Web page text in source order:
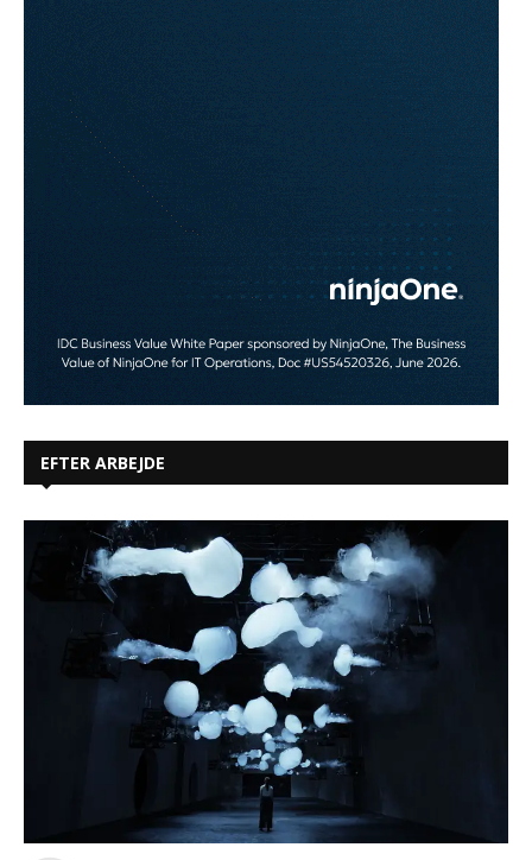
EFTER ARBEJDE